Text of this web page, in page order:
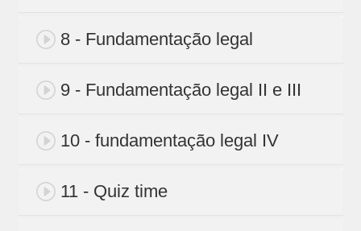
8 - Fundamentação legal
9 - Fundamentação legal II e III
10 - fundamentação legal IV
11 - Quiz time